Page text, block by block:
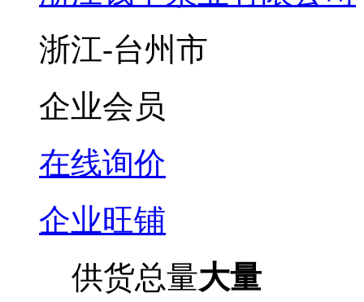
浙江-台州市
企业会员
在线询价
企业旺铺
供货总量大量